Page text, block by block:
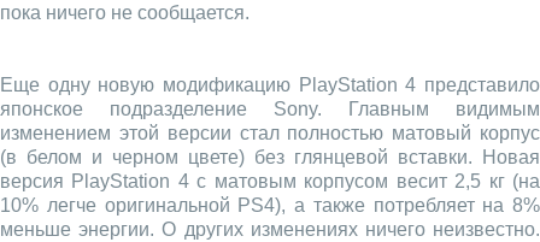
пока ничего не сообщается.
Еще одну новую модификацию PlayStation 4 представило
японское подразделение Sony. Главным видимым
изменением этой версии стал полностью матовый корпус
(в белом и черном цвете) без глянцевой вставки. Новая
версия PlayStation 4 с матовым корпусом весит 2,5 кг (на
10% легче оригинальной PS4), а также потребляет на 8%
меньше энергии. О других изменениях ничего неизвестно.